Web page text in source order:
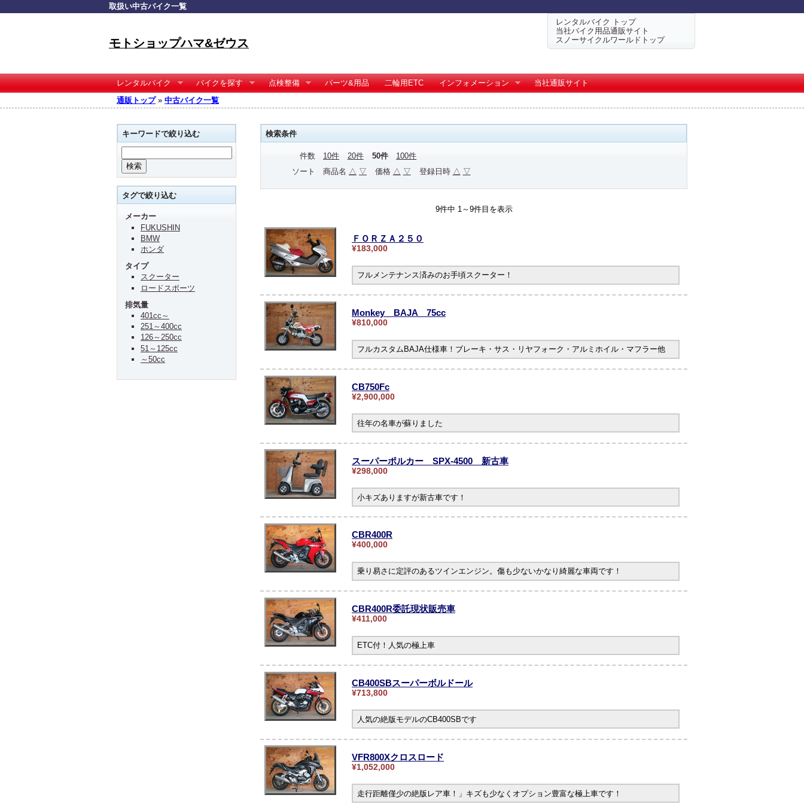
取扱い中古バイク一覧
モトショップハマ&ゼウス
レンタルバイク トップ
当社バイク用品通販サイト
スノーサイクルワールドトップ
レンタルバイク バイクを探す 点検整備 パーツ&用品 二輪用ETC インフォメーション
当社通販サイト
通販トップ» 中古バイク一覧
検索条件
件数 10件 20件 50件
100件
ソート
商品名 △ ▽ 価格 △ ▽ 登録日時 △ ▽
9件中 1～9件目を表示
ＦＯＲＺＡ２５０
¥183,000
フルメンテナンス済みのお手頃スクーター！
Monkey BAJA 75cc
¥810,000
フルカスタムBAJA仕様車！ブレーキ・サス・リヤフォーク・アルミホイル・マフラー他
CB750Fc
¥2,900,000
往年の名車が蘇りました
スーパーポルカー SPX-4500 新古車
¥298,000
小キズありますが新古車です！
CBR400R
¥400,000
乗り易さに定評のあるツインエンジン。傷も少ないかなり綺麗な車両です！
CBR400R委託現状販売車
¥411,000
ETC付！人気の極上車
CB400SBスーパーボルドール
¥713,800
人気の絶版モデルのCB400SBです
VFR800Xクロスロード
¥1,052,000
走行距離僅少の絶版レア車！」キズも少なくオプション豊富な極上車です！
キーワードで絞り込む
タグで絞り込む
メーカー
FUKUSHIN
BMW
ホンダ
タイプ
スクーター
ロードスポーツ
排気量
401cc～
251～400cc
126～250cc
51～125cc
～50cc